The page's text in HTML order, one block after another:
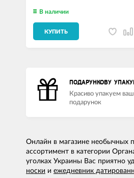
В наличии
КУПИТЬ
ПОДАРУНКОВУ
Красиво упакуем ваш
подарунок
Онлайн в магазине необычных
ассортимент в категории
уголках Украины Вас приятно
носки и ежедневник